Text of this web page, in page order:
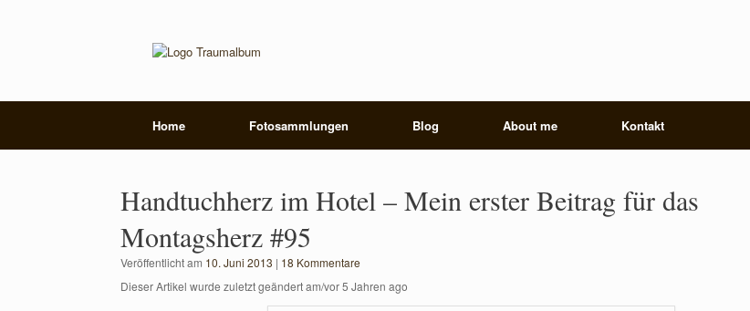
Home Fotosammlungen Blog About me Kontakt
Handtuchherz im Hotel – Mein erster Beitrag für das
Montagsherz #95
Veröffentlicht am 10. Juni 2013 | 18 Kommentare
Dieser Artikel wurde zuletzt geändert am/vor 5 Jahren ago